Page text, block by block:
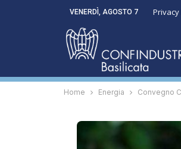
VENERDÌ, AGOSTO 7 Privacy
Home Energia Convegno